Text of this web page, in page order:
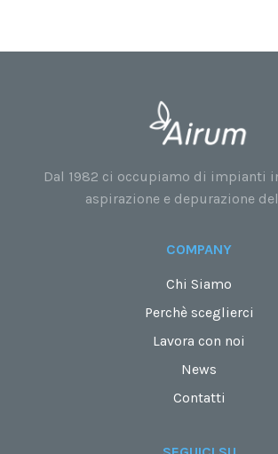
Dal 1982 ci occupiamo di impianti
aspirazione e depurazione
COMPANY
Chi Siamo
Perchè sceglierci
Lavora con noi
News
Contatti